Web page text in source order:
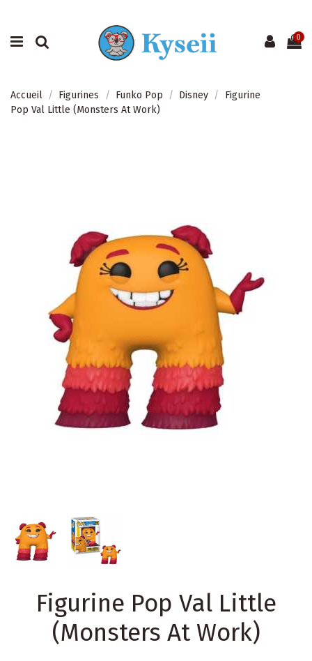
0
Accueil Figurines Funko Pop Disney
Figurine
Pop Val Little (Monsters At Work)
Figurine Pop Val Little
(Monsters At Work)